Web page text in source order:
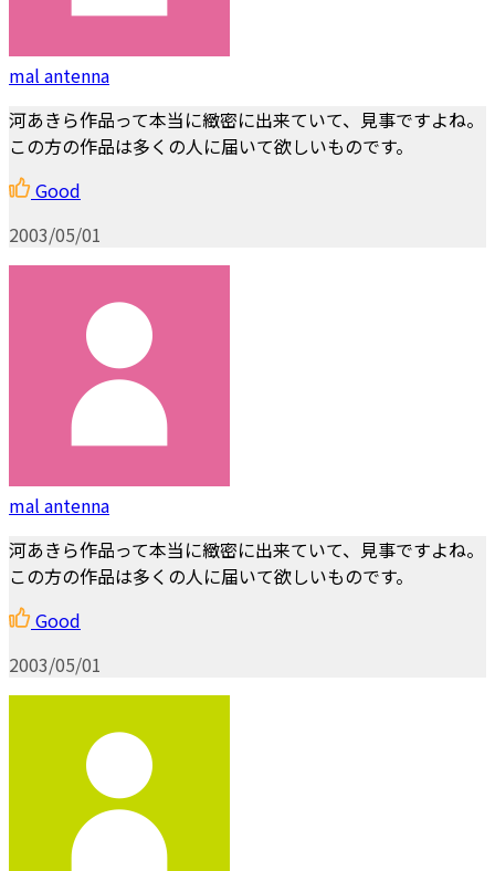
mal antenna
河あきら作品って本当に緻密に出来ていて、見事ですよね。
この方の作品は多くの人に届いて欲しいものです。
Good
2003/05/01
mal antenna
河あきら作品って本当に緻密に出来ていて、見事ですよね。
この方の作品は多くの人に届いて欲しいものです。
Good
2003/05/01